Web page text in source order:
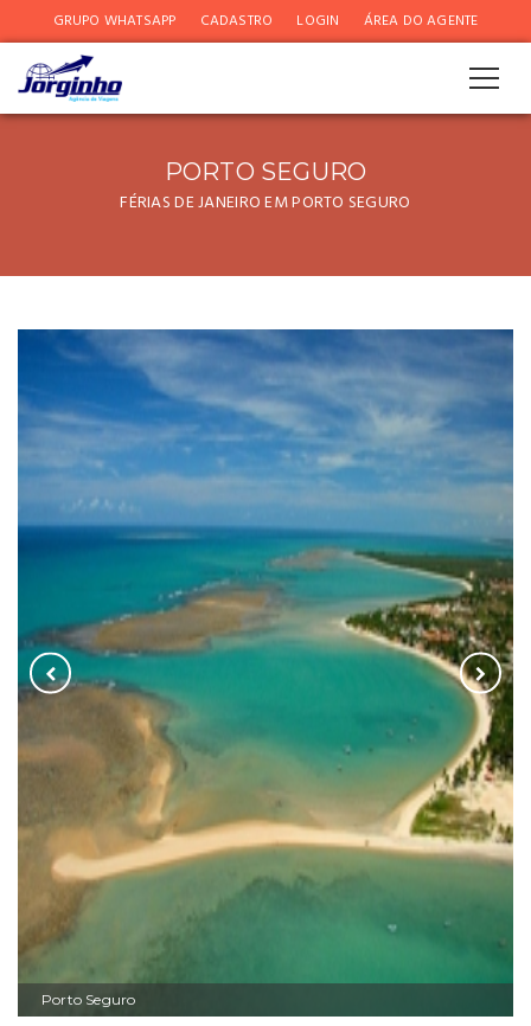
GRUPO WHATSAPP CADASTRO LOGIN ÁREA DO AGENTE
PORTO SEGURO
FÉRIAS DE JANEIRO EM PORTO SEGURO
Porto Seguro